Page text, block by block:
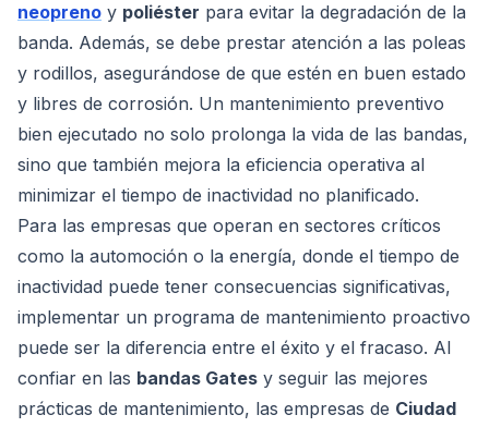
neopreno y poliéster para evitar la degradación de la
banda. Además, se debe prestar atención a las poleas
y rodillos, asegurándose de que estén en buen estado
y libres de corrosión. Un mantenimiento preventivo
bien ejecutado no solo prolonga la vida de las bandas,
sino que también mejora la eficiencia operativa al
minimizar el tiempo de inactividad no planificado.
Para las empresas que operan en sectores críticos
como la automoción o la energía, donde el tiempo de
inactividad puede tener consecuencias significativas,
implementar un programa de mantenimiento proactivo
puede ser la diferencia entre el éxito y el fracaso. Al
confiar en las bandas Gates y seguir las mejores
prácticas de mantenimiento, las empresas de Ciudad